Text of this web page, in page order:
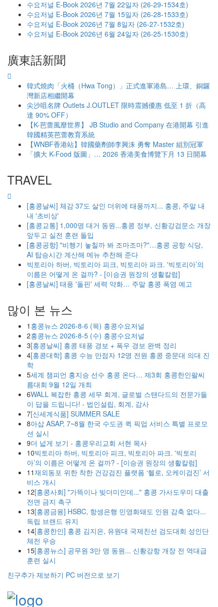
수요저널 E-Book 2026년 7월 22일자 (26-29-1534호)
수요저널 E-Book 2026년 7월 15일자 (26-28-1533호)
수요저널 E-Book 2026년 7월 8일자 (26-27-1532호)
수요저널 E-Book 2026년 6월 24일자 (26-25-1530호)
廣東話新聞
韓式燒肉「火桶（Hwa Tong）」正式進軍港島… 上環、銅鑼
灣新店相繼開幕
尖沙咀名牌 Outlets J.OUTLET 限時震撼優惠 低至 1 折（高
達 90% OFF）
【K-芭蕾風靡世界】 JB Studio and Company 在港開幕 引進
韓國精英芭蕾教育系統
【WNBF香港站】韓國藥劑師李興洙 勇奪 Master 組別冠軍
「擴大 K-Food 版圖」… 2026 香港美食博覽下月 13 日開幕
TRAVEL
[홍콩날씨] 체감 37도 살인 더위에 태풍까지... 홍콩, 주말 내
내 '초비상'
[홍콩교통] 1,000명 대거 동원...홍콩 정부, 신황강검문소 개장
앞두고 실전 훈련 돌입
[홍콩공항] "비행기 놓칠까 봐 조마조마?"…홍콩 공항 식당,
AI 탑승시간 계산해 메뉴 추천해 준다
빅토리아 하버, 빅토리아 피크, 빅토리아 파크. '빅토리아’의
이름은 어떻게 온 걸까? - [이승권 원장의 생활칼럼]
[홍콩날씨] 태풍 '돌핀' 세력 약화… 주말 홍콩 폭염 예고
많이 본 뉴스
1 홍콩뉴스 2026-8-6 (목) 홍콩수요저널
2홍콩뉴스 2026-8-5 (수) 홍콩수요저널
3[홍콩날씨] 홍콩 태풍 경보 + 폭우 경보 완벽 정리
4[홍콩대학] 홍콩 수능 만점자 12명 전원 홍콩 중문대 의대 진
학
5세계 챔피언 홍지승 선수 홍콩 온다… 제3회 홍콩한인팔씨
름대회 9월 12일 개최
6WALL 복잡한 홍콩 세무 회계, 글로벌 스탠다드의 전문가들
이 답을 드립니다! - 법인설립, 회계, 감사
7[신세계식품] SUMMER SALE
8아삽 ASAP, 7~8월 한국 수도권 퀵 픽업 서비스 특별 프로모
션 실시
9더 넓게 보기 - 홍콩우리교회 서현 목사
10빅토리아 하버, 빅토리아 피크, 빅토리아 파크. '빅토리
아’의 이름은 어떻게 온 걸까? - [이승권 원장의 생활칼럼]
11재외동포 위한 착한 건강검진 플랫폼 ‘헬로, 오케이검진’ 서
비스 개시
12[홍콩사회] "가뜩이나 빚더미인데..." 홍콩 가사도우미 대출
전면 금지 촉구
13[홍콩금융] HSBC, 항셍은행 민영화돼도 인원 감축 없다...
독립 브랜드 유지
14[홍콩한인] 홍콩 김지은, 유원대 국제친선 검도대회 성인단
체전 우승
15[홍콩뉴스] 공무원 3만 명 동원... 신황강항 개장 전 역대급
훈련 실시
친구추가 제보하기 PC 버전으로 보기